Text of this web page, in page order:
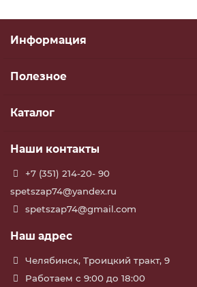
Информация
Полезное
Каталог
Наши контакты
+7 (351) 214-20- 90
spetszap74@yandex.ru
spetszap74@gmail.com
Наш адрес
Челябинск, Троицкий тракт, 9
Работаем с 9:00 до 18:00